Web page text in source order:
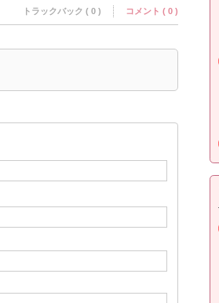
トラックバック ( 0 ) コメント ( 0 )